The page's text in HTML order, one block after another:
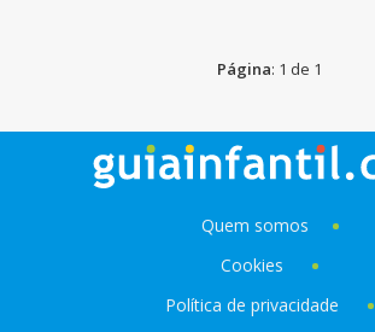
Página: 1 de 1
Quem somos
Cookies
Política de privacidade